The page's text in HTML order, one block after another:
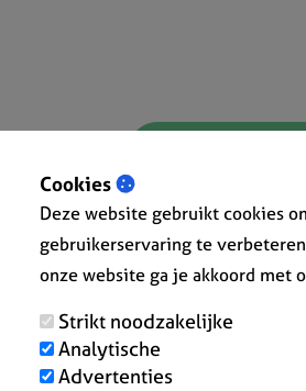
Cookies
Deze website gebruikt cookies
gebruikerservaring te
onze website ga je akkoord met
Strikt noodzakelijke
Analytische
Advertenties